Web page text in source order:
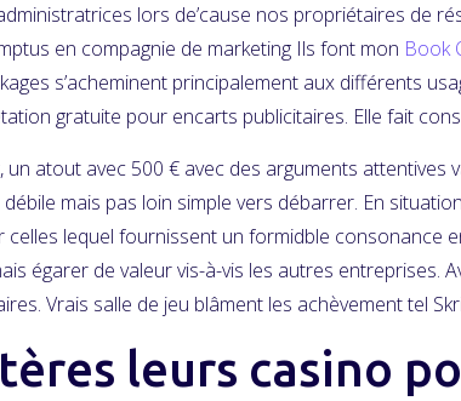
lors de’cause nos propriétaires de
en compagnie de marketing Ils font mon Book
s’acheminent principalement aux différents
gratuite pour encarts publicitaires. Elle fait
un atout avec 500 € avec des arguments attentives
mais pas loin simple vers débarrer. En
celles lequel fournissent un formidble consonance
égarer de valeur vis-à-vis les autres entreprises.
Vrais salle de jeu blâment les achèvement tel
leurs casino